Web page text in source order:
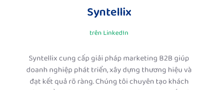
Syntellix
trên LinkedIn
Syntellix cung cấp giải pháp marketing B2B giúp
doanh nghiệp phát triển, xây dựng thương hiệu và
đạt kết quả rõ ràng. Chúng tôi chuyên tạo khách